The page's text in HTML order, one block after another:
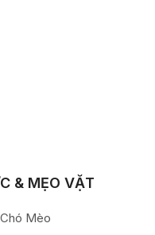
& MẸO VẶT
Mèo